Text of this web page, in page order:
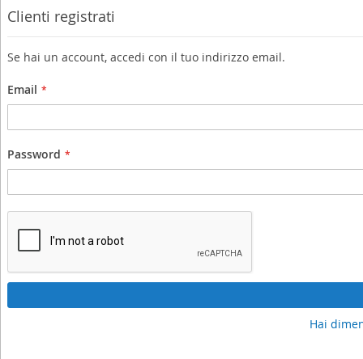
Clienti registrati
Se hai un account, accedi con il tuo indirizzo email.
Email
Password
Hai